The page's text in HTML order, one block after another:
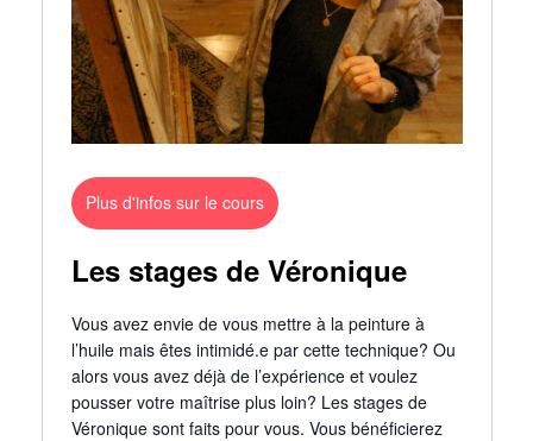
Plus d'infos sur le cours
Les stages de Véronique
Vous avez envie de vous mettre à la peinture à
l’huile mais êtes intimidé.e par cette technique? Ou
alors vous avez déjà de l’expérience et voulez
pousser votre maîtrise plus loin? Les stages de
Véronique sont faits pour vous. Vous bénéficierez